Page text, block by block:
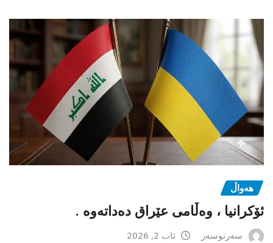
هەواڵ
ئۆکرانیا ، وەڵامی عێراق دەداتەوە .
سەرنوسەر ئاب 2, 2026